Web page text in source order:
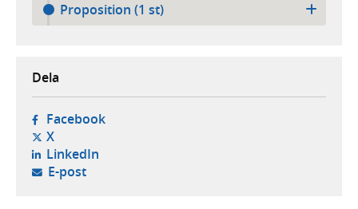
Proposition (1 st)
Dela
Facebook- öppnas i ny flik, extern webbplats,
X- öppnas i ny flik, extern webbplats,
LinkedIn- öppnas i ny flik, extern webbplats,
E-post- öppnar din e-postklient,